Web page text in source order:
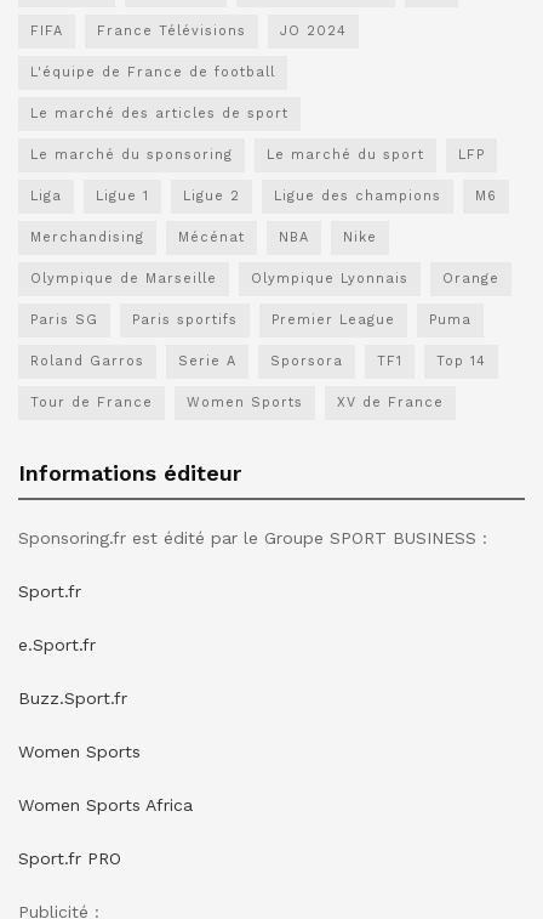
FIFA France Télévisions JO 2024
L'équipe de France de football
Le marché des articles de sport
Le marché du sponsoring Le marché du sport LFP
Liga Ligue 1 Ligue 2 Ligue des champions M6
Merchandising Mécénat NBA Nike
Olympique de Marseille Olympique Lyonnais Orange
Paris SG Paris sportifs Premier League Puma
Roland Garros Serie A Sporsora TF1 Top 14
Tour de France Women Sports XV de France
Informations éditeur
Sponsoring.fr est édité par le Groupe SPORT BUSINESS :
Sport.fr
e.Sport.fr
Buzz.Sport.fr
Women Sports
Women Sports Africa
Sport.fr PRO
Publicité :